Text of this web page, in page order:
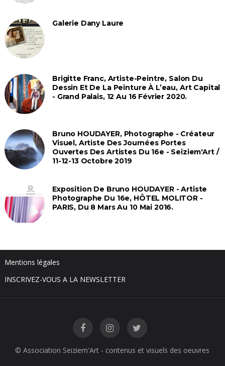
Galerie Dany Laure
Brigitte Franc, Artiste-Peintre, Salon Du
Dessin Et De La Peinture À L’eau, Art Capital
- Grand Palais, 12 Au 16 Février 2020.
Bruno HOUDAYER, Photographe - Créateur
Visuel, Artiste Des Journées Portes
Ouvertes Des Artistes Du 16e - Seiziem'Art /
11-12-13 Octobre 2019
Exposition De Bruno HOUDAYER - Artiste
Photographe Du 16e, HÔTEL MOLITOR -
PARIS, Du 8 Mars Au 10 Mai 2016.
Mentions légales
INSCRIVEZ-VOUS A LA NEWSLETTER
© Association Seiziem'Art - contenus et visuels des oeuvres